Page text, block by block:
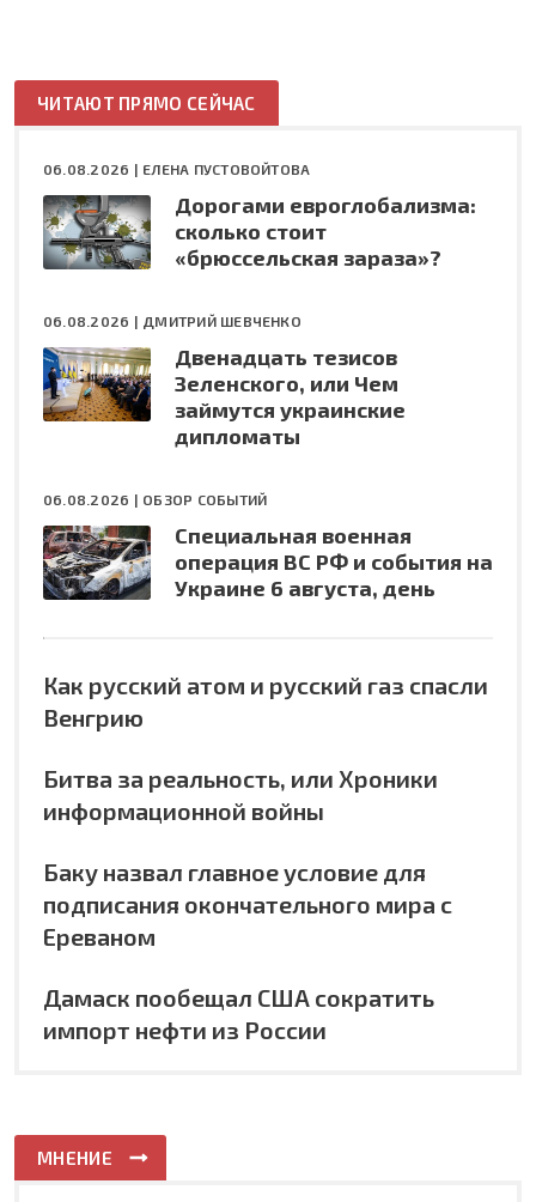
ЧИТАЮТ ПРЯМО СЕЙЧАС
06.08.2026 | ЕЛЕНА ПУСТОВОЙТОВА
Дорогами евроглобализма:
сколько стоит
«брюссельская зараза»?
06.08.2026 | ДМИТРИЙ ШЕВЧЕНКО
Двенадцать тезисов
Зеленского, или Чем
займутся украинские
дипломаты
06.08.2026 | ОБЗОР СОБЫТИЙ
Специальная военная
операция ВС РФ и события на
Украине 6 августа, день
Как русский атом и русский газ спасли
Венгрию
Битва за реальность, или Хроники
информационной войны
Баку назвал главное условие для
подписания окончательного мира с
Ереваном
Дамаск пообещал США сократить
импорт нефти из России
МНЕНИЕ